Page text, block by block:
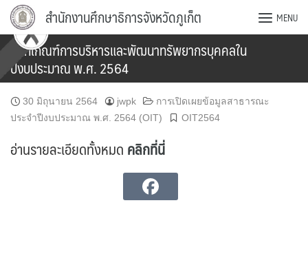
Skip
content
สำนักงานศึกษาธิการจังหวัดภูเก็ต MENU
หลักเกณฑ์การบริหารและพัฒนาทรัพยากรบุคคลใน
ปีงบประมาณ พ.ศ. 2564
30 มิถุนายน 2564 jwpk
การเปิดเผยข้อมูลสาธารณะ
ประจำปีงบประมาณ พ.ศ. 2564 (OIT)
OIT2564
อ่านรายละเอียดทั้งหมด คลิกที่นี่